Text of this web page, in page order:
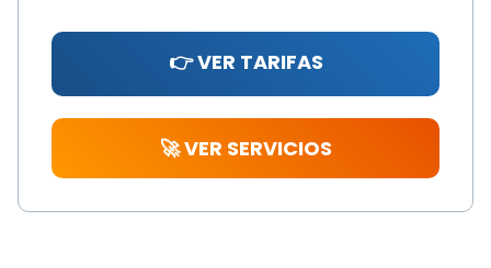
👉 VER TARIFAS
🚀 VER SERVICIOS